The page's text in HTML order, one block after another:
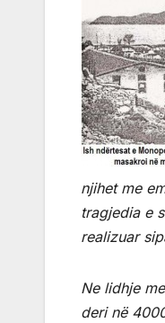
njihet me
tragjedia e
realizuar
Ne lidhje
deri në